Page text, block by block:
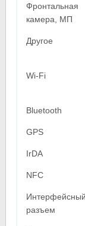
Фронтальная
камера, МП
Другое
Wi-Fi
Bluetooth
GPS
IrDA
NFC
Интерфейсный
разъем